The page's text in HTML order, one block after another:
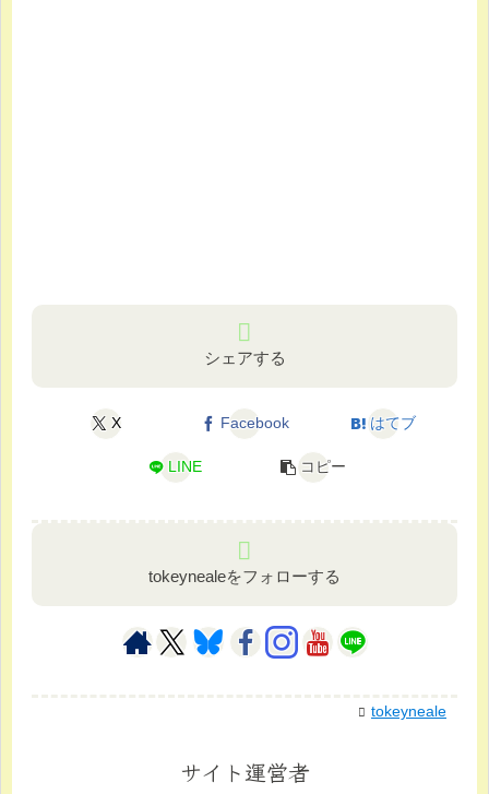
シェアする
X Facebook はてブ
LINE コピー
tokeynealeをフォローする
tokeyneale
サイト運営者